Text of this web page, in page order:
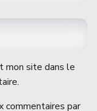
mon site dans le
commentaires par